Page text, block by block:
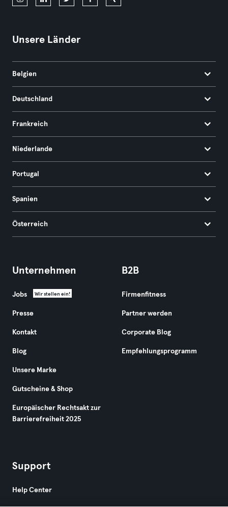
Unsere Länder
Belgien
Deutschland
Frankreich
Niederlande
Portugal
Spanien
Österreich
Unternehmen
Jobs Wir stellen ein!
Presse
Kontakt
Blog
Unsere Marke
Gutscheine & Shop
Europäischer Rechtsakt zur
Barrierefreiheit 2025
B2B
Firmenfitness
Partner werden
Corporate Blog
Empfehlungsprogramm
Support
Help Center